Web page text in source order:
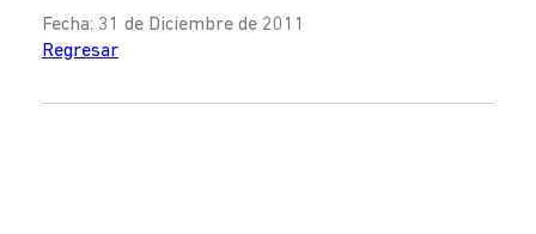
Fecha: 31 de Diciembre de 2011
Regresar